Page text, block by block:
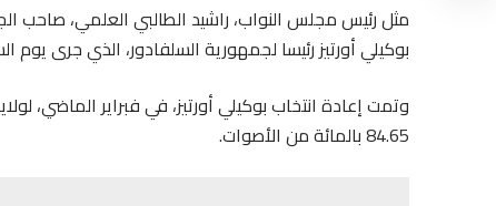
مثل رئيس مجلس النواب، راشيد الطالبي العلمي، صاحب
بوكيلي أورتيز رئيسا لجمهورية السلفادور، الذي جرى يوم
وتمت إعادة انتخاب بوكيلي أورتيز، في فبراير الماضي،
84.65 بالمائة من الأصوات.